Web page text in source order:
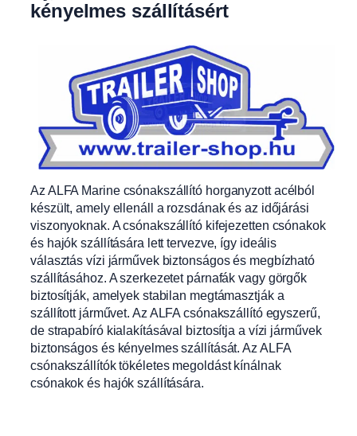
kényelmes szállításért
Az ALFA Marine csónakszállító horganyzott acélból
készült, amely ellenáll a rozsdának és az időjárási
viszonyoknak. A csónakszállító kifejezetten csónakok
és hajók szállítására lett tervezve, így ideális
választás vízi járművek biztonságos és megbízható
szállításához. A szerkezetet párnafák vagy görgők
biztosítják, amelyek stabilan megtámasztják a
szállított járművet. Az ALFA csónakszállító egyszerű,
de strapabíró kialakításával biztosítja a vízi járművek
biztonságos és kényelmes szállítását. Az ALFA
csónakszállítók tökéletes megoldást kínálnak
csónakok és hajók szállítására.